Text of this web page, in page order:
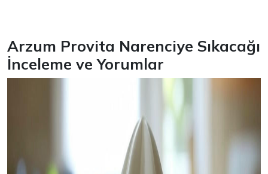
Arzum Provita Narenciye Sıkacağı
İnceleme ve Yorumlar